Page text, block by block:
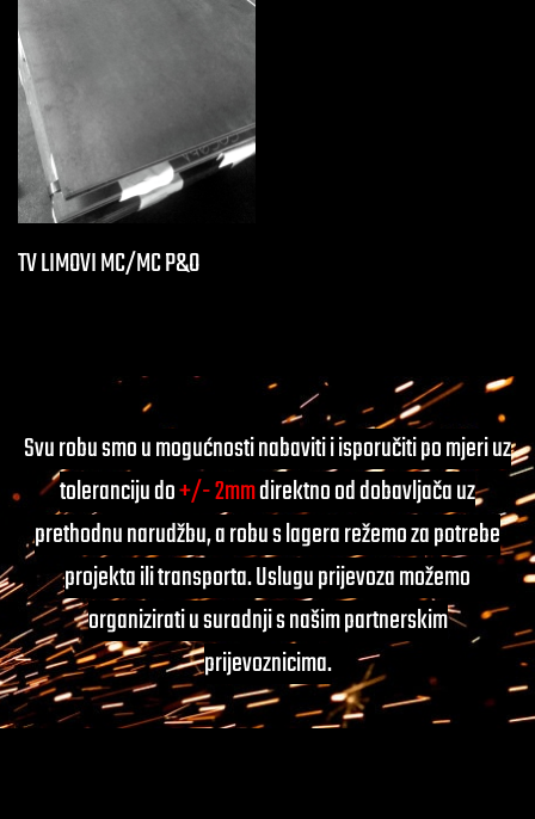
TV LIMOVI MC/MC P&O
Svu robu smo u mogućnosti nabaviti i isporučiti po mjeri uz
toleranciju do+/- 2mmdirektno od dobavljača uz
prethodnu narudžbu, a robu s lagera režemo za potrebe
projekta ili transporta. Uslugu prijevoza možemo
organizirati u suradnji s našim partnerskim
prijevoznicima.